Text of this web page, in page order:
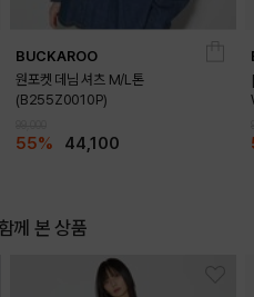
BUCKAROO
원포켓 데님 셔츠 M/L톤
(B255Z0010P)
55% 44,100
께 본 상품